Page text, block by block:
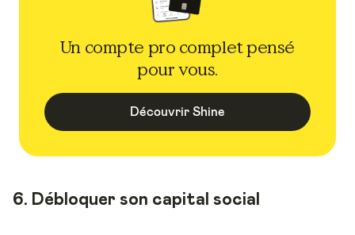
Un compte pro complet pensé
pour vous.
Découvrir Shine
6. Débloquer son capital social